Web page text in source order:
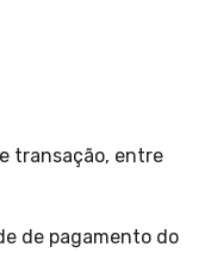
transação, entre
de pagamento do